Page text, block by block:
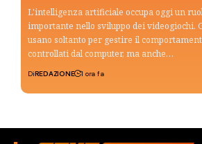
L'intelligenza artificiale occupa oggi un
importante nello sviluppo dei videogiochi.
usano soltanto per gestire il
controllati dal computer, ma anche…
DiREDAZIONE 1 ora fa